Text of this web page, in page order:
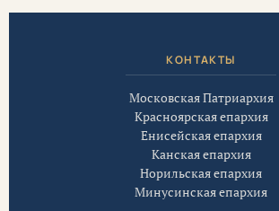
КОНТАКТЫ
Московская Патриархия
Красноярская епархия
Енисейская епархия
Канская епархия
Норильская епархия
Минусинская епархия